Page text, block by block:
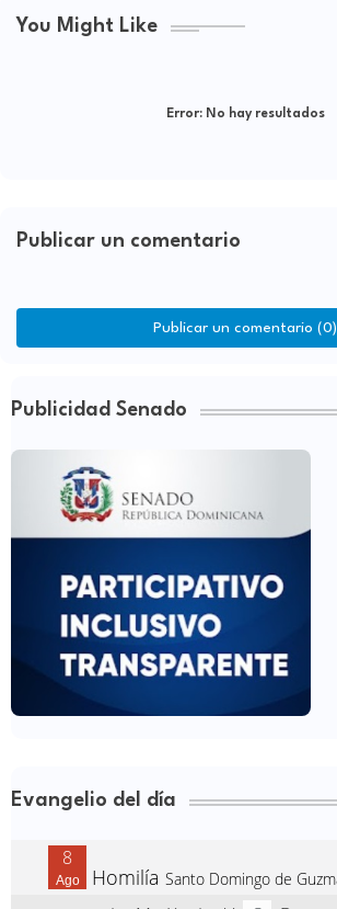
You Might Like
Error:No hay resultados
Publicar un comentario
Publicar un comentario (0)
Publicidad Senado
Evangelio del día